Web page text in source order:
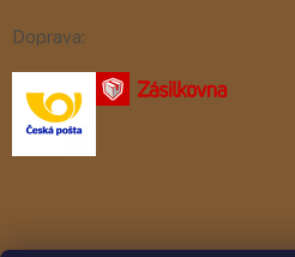
Doprava: